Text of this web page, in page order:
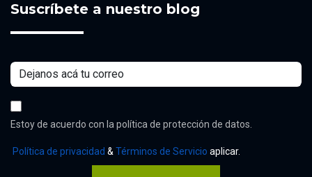
Suscríbete a nuestro blog
Estoy de acuerdo con la política de protección de datos.
Política de privacidad &Términos de Servicio aplicar.